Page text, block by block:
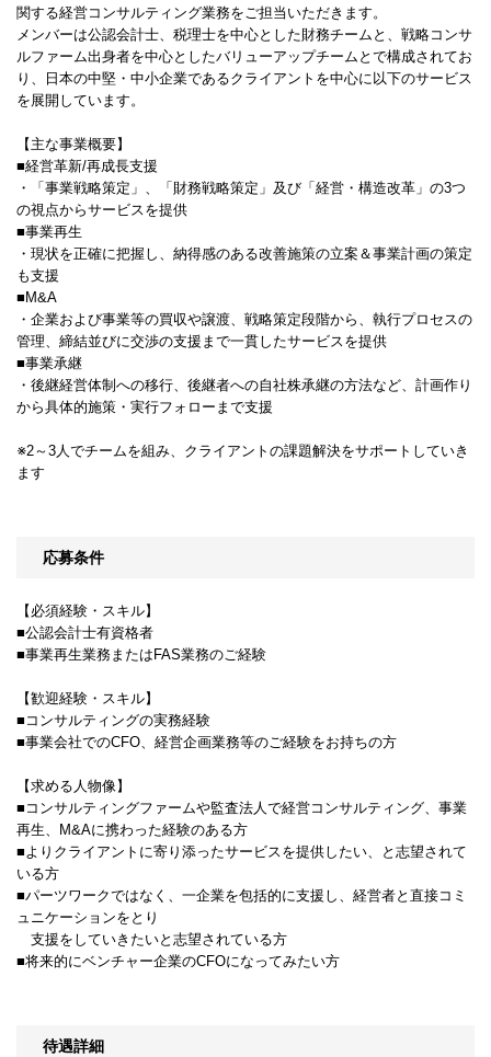
関する経営コンサルティング業務をご担当いただきます。
メンバーは公認会計士、税理士を中心とした財務チームと、戦略コンサ
ルファーム出身者を中心としたバリューアップチームとで構成されてお
り、日本の中堅・中小企業であるクライアントを中心に以下のサービス
を展開しています。
【主な事業概要】
■経営革新/再成長支援
・「事業戦略策定」、「財務戦略策定」及び「経営・構造改革」の3つ
の視点からサービスを提供
■事業再生
・現状を正確に把握し、納得感のある改善施策の立案＆事業計画の策定
も支援
■M&A
・企業および事業等の買収や譲渡、戦略策定段階から、執行プロセスの
管理、締結並びに交渉の支援まで一貫したサービスを提供
■事業承継
・後継経営体制への移行、後継者への自社株承継の方法など、計画作り
から具体的施策・実行フォローまで支援
※2～3人でチームを組み、クライアントの課題解決をサポートしていき
ます
応募条件
【必須経験・スキル】
■公認会計士有資格者
■事業再生業務またはFAS業務のご経験
【歓迎経験・スキル】
■コンサルティングの実務経験
■事業会社でのCFO、経営企画業務等のご経験をお持ちの方
【求める人物像】
■コンサルティングファームや監査法人で経営コンサルティング、事業
再生、M&Aに携わった経験のある方
■よりクライアントに寄り添ったサービスを提供したい、と志望されて
いる方
■パーツワークではなく、一企業を包括的に支援し、経営者と直接コミ
ュニケーションをとり
支援をしていきたいと志望されている方
■将来的にベンチャー企業のCFOになってみたい方
待遇詳細